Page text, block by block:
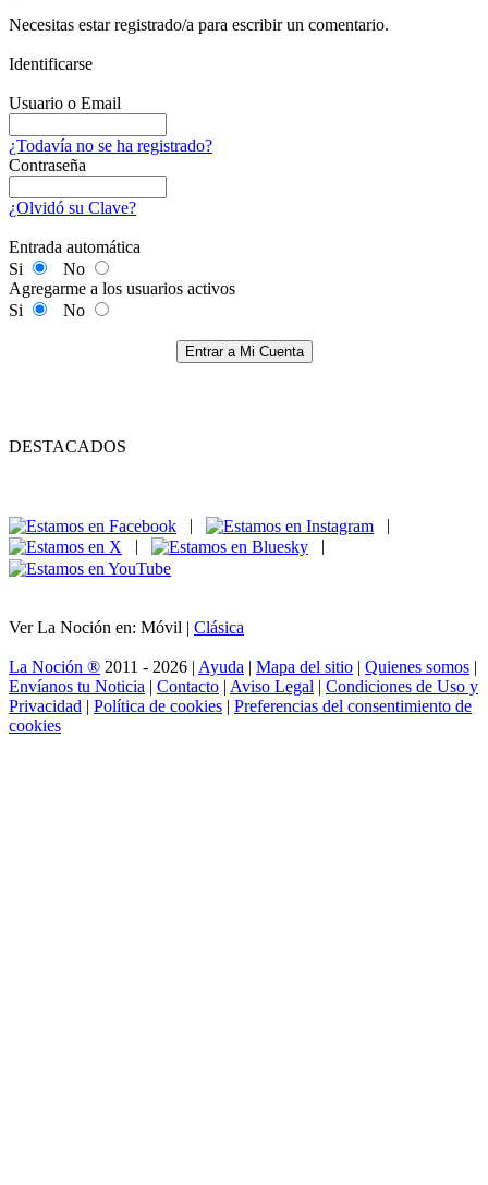
Necesitas estar registrado/a para escribir un comentario.
Identificarse
Usuario o Email
¿Todavía no se ha registrado?
Contraseña
¿Olvidó su Clave?
Entrada automática
Si
No
Agregarme a los usuarios activos
Si
No
Entrar a Mi Cuenta
DESTACADOS
|
|
|
|
Ver La Noción en: Móvil | Clásica
La Noción ® 2011 - 2026 | Ayuda | Mapa del sitio | Quienes somos |
Envíanos tu Noticia | Contacto | Aviso Legal | Condiciones de Uso y
Privacidad | Política de cookies | Preferencias del consentimiento de
cookies